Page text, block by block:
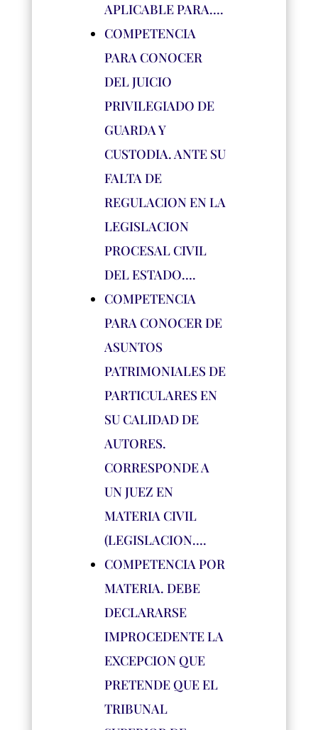
APLICABLE PARA….
COMPETENCIA
PARA CONOCER
DEL JUICIO
PRIVILEGIADO DE
GUARDA Y
CUSTODIA. ANTE SU
FALTA DE
REGULACION EN LA
LEGISLACION
PROCESAL CIVIL
DEL ESTADO….
COMPETENCIA
PARA CONOCER DE
ASUNTOS
PATRIMONIALES DE
PARTICULARES EN
SU CALIDAD DE
AUTORES.
CORRESPONDE A
UN JUEZ EN
MATERIA CIVIL
(LEGISLACION….
COMPETENCIA POR
MATERIA. DEBE
DECLARARSE
IMPROCEDENTE LA
EXCEPCION QUE
PRETENDE QUE EL
TRIBUNAL